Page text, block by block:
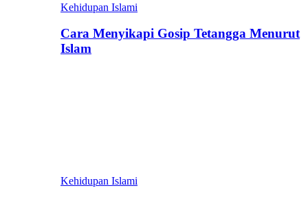
Kehidupan Islami
Cara Menyikapi Gosip Tetangga Menurut
Islam
Kehidupan Islami